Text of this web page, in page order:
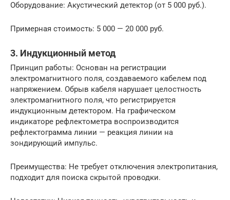
Оборудование: Акустический детектор (от 5 000 руб.).
Примерная стоимость: 5 000 — 20 000 руб.
3. Индукционный метод
Принцип работы: Основан на регистрации
электромагнитного поля, создаваемого кабелем под
напряжением. Обрыв кабеля нарушает целостность
электромагнитного поля, что регистрируется
индукционным детектором. На графическом
индикаторе рефлектометра воспроизводится
рефлектограмма линии — реакция линии на
зондирующий импульс.
Преимущества: Не требует отключения электропитания,
подходит для поиска скрытой проводки.